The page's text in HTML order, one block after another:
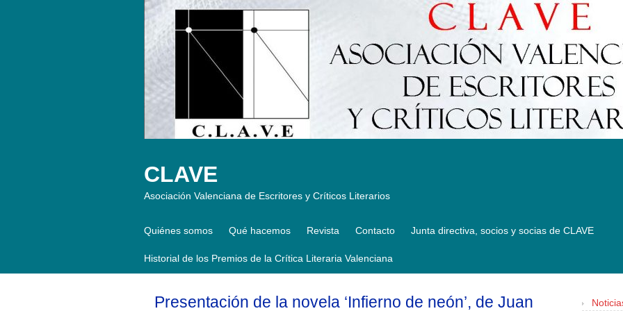
CLAVE
Asociación Valenciana de Escritores y Críticos Literarios
Quiénes somos Qué hacemos Revista Contacto Junta directiva, socios y socias de CLAVE
Historial de los Premios de la Crítica Literaria Valenciana
Presentación de la novela ‘Infierno de neón’, de Juan